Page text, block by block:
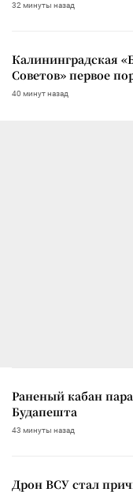
32 минуты назад
Калининградская
Советов» первое
40 минут назад
Раненый кабан
Будапешта
43 минуты назад
Дрон ВСУ стал